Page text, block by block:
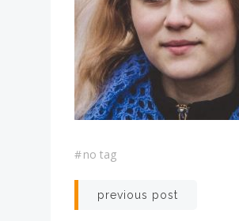
#no tag
投previous post